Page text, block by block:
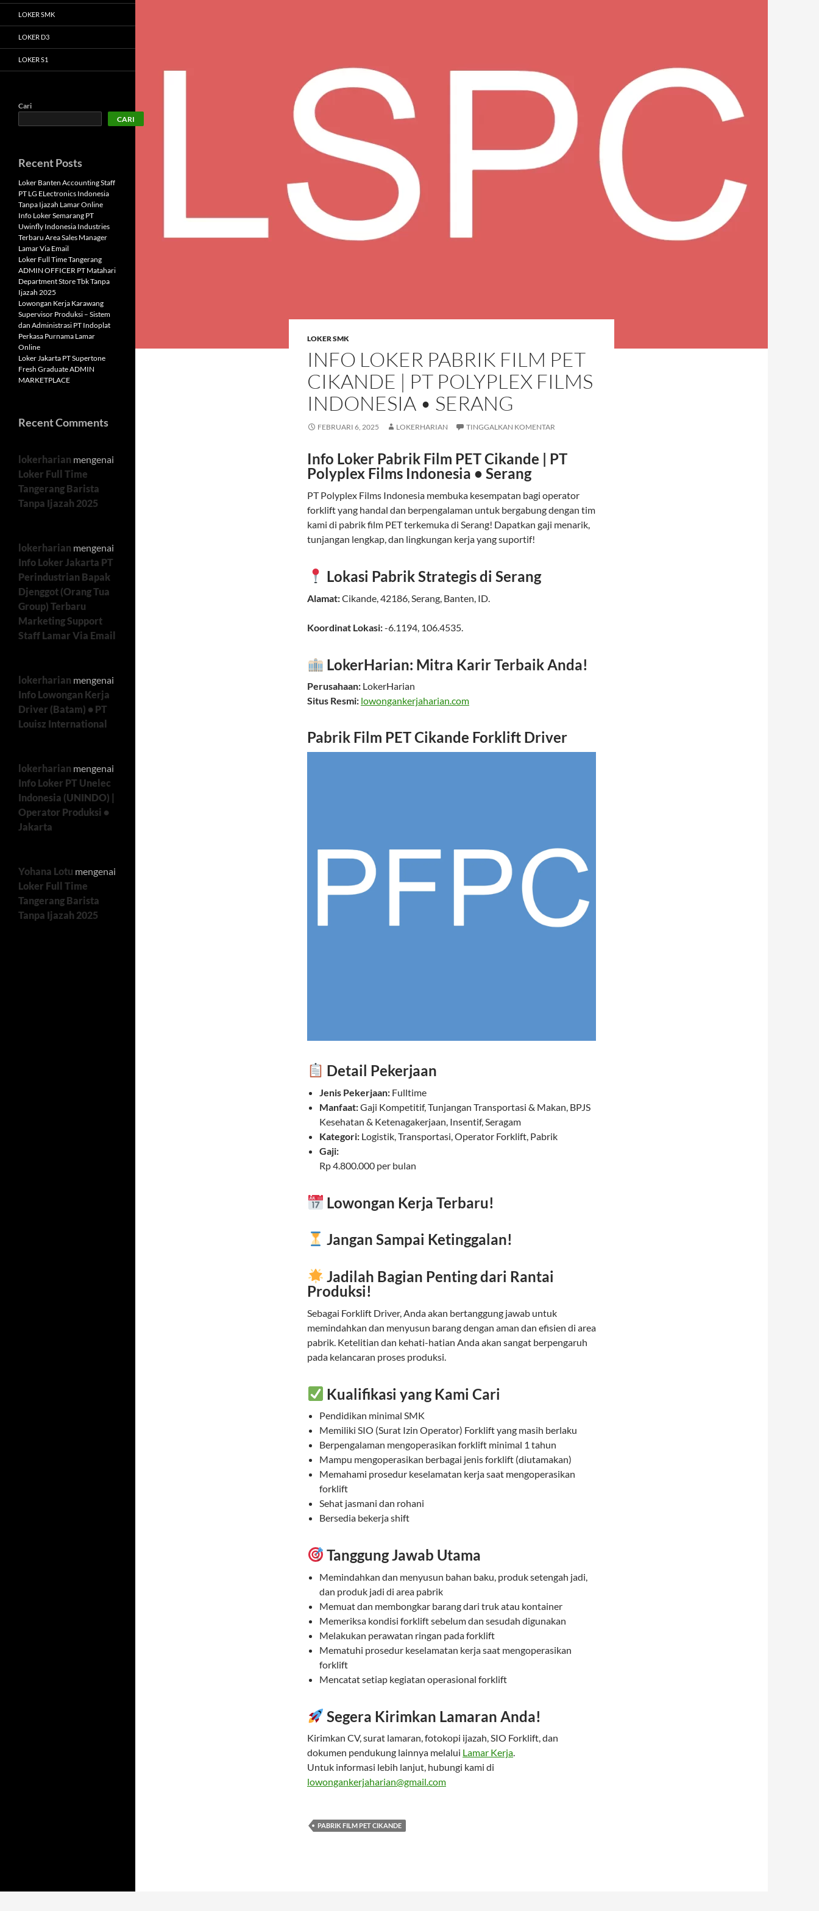
LOKER SMK
INFO LOKER PABRIK FILM PET
CIKANDE | PT POLYPLEX FILMS
INDONESIA • SERANG
FEBRUARI 6, 2025 LOKERHARIAN TINGGALKAN KOMENTAR
Info Loker Pabrik Film PET Cikande | PT
Polyplex Films Indonesia • Serang
PT Polyplex Films Indonesia membuka kesempatan bagi operator
forklift yang handal dan berpengalaman untuk bergabung dengan tim
kami di pabrik film PET terkemuka di Serang! Dapatkan gaji menarik,
tunjangan lengkap, dan lingkungan kerja yang suportif!
Lokasi Pabrik Strategis di Serang
Alamat:Cikande 42186 Serang Banten ID
Koordinat Lokasi:-6.1194 106.4535
LokerHarian: Mitra Karir Terbaik Anda!
Perusahaan: LokerHarian
Situs Resmi: lowongankerjaharian.com
Pabrik Film PET Cikande Forklift Driver
Detail Pekerjaan
Jenis Pekerjaan: Fulltime
Manfaat:Gaji Kompetitif, Tunjangan Transportasi & Makan, BPJS
Kesehatan & Ketenagakerjaan, Insentif, Seragam
Kategori: Logistik, Transportasi, Operator Forklift, Pabrik
Gaji:
Rp 4.800.000 per bulan
Lowongan Kerja Terbaru!
Jangan Sampai Ketinggalan!
Jadilah Bagian Penting dari Rantai
Produksi!
Sebagai Forklift Driver, Anda akan bertanggung jawab untuk
memindahkan dan menyusun barang dengan aman dan efisien di area
pabrik. Ketelitian dan kehati-hatian Anda akan sangat berpengaruh
pada kelancaran proses produksi.
Kualifikasi yang Kami Cari
Pendidikan minimal SMK
Memiliki SIO (Surat Izin Operator) Forklift yang masih berlaku
Berpengalaman mengoperasikan forklift minimal 1 tahun
Mampu mengoperasikan berbagai jenis forklift (diutamakan)
Memahami prosedur keselamatan kerja saat mengoperasikan
forklift
Sehat jasmani dan rohani
Bersedia bekerja shift
Tanggung Jawab Utama
Memindahkan dan menyusun bahan baku, produk setengah jadi,
dan produk jadi di area pabrik
Memuat dan membongkar barang dari truk atau kontainer
Memeriksa kondisi forklift sebelum dan sesudah digunakan
Melakukan perawatan ringan pada forklift
Mematuhi prosedur keselamatan kerja saat mengoperasikan
forklift
Mencatat setiap kegiatan operasional forklift
Segera Kirimkan Lamaran Anda!
Kirimkan CV, surat lamaran, fotokopi ijazah, SIO Forklift, dan
dokumen pendukung lainnya melalui Lamar Kerja.
Untuk informasi lebih lanjut, hubungi kami di
lowongankerjaharian@gmail.com
PABRIK FILM PET CIKANDE
LOKER SMK
LOKER D3
LOKER S1
Cari
CARI
Recent Posts
Loker Banten Accounting Staff
PT LG ELectronics Indonesia
Tanpa Ijazah Lamar Online
Info Loker Semarang PT
Uwinfly Indonesia Industries
Terbaru Area Sales Manager
Lamar Via Email
Loker Full Time Tangerang
ADMIN OFFICER PT Matahari
Department Store Tbk Tanpa
Ijazah 2025
Lowongan Kerja Karawang
Supervisor Produksi – Sistem
dan Administrasi PT Indoplat
Perkasa Purnama Lamar
Online
Loker Jakarta PT Supertone
Fresh Graduate ADMIN
MARKETPLACE
Recent Comments
lokerharian mengenai
Loker Full Time
Tangerang Barista
Tanpa Ijazah 2025
lokerharian mengenai
Info Loker Jakarta PT
Perindustrian Bapak
Djenggot (Orang Tua
Group) Terbaru
Marketing Support
Staff Lamar Via Email
lokerharian mengenai
Info Lowongan Kerja
Driver (Batam) • PT
Louisz International
lokerharian mengenai
Info Loker PT Unelec
Indonesia (UNINDO) |
Operator Produksi •
Jakarta
Yohana Lotu mengenai
Loker Full Time
Tangerang Barista
Tanpa Ijazah 2025